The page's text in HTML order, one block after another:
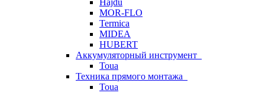
Hajdu
MOR-FLO
Termica
MIDEA
HUBERT
Аккумуляторный инструмент
Toua
Техника прямого монтажа
Toua